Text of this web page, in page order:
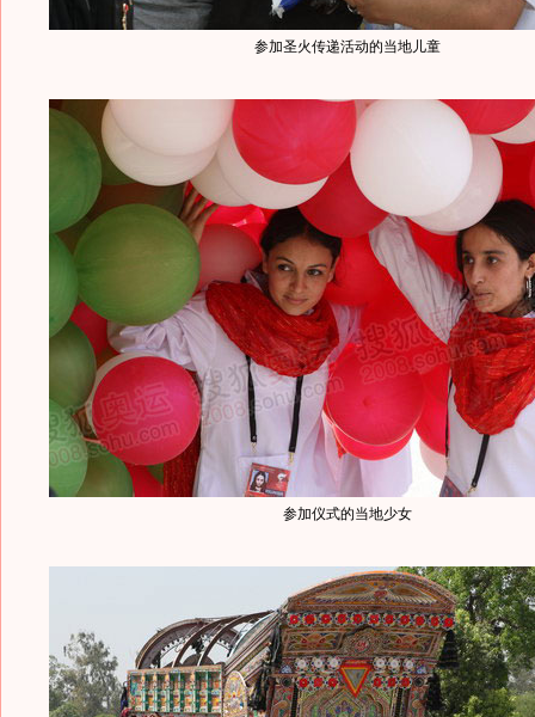
参加圣火传递活动的当地儿童
参加仪式的当地少女